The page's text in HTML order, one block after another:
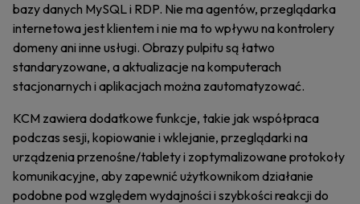
bazy danych MySQL i RDP. Nie ma agentów, przeglądarka
internetowa jest klientem i nie ma to wpływu na kontrolery
domeny ani inne usługi. Obrazy pulpitu są łatwo
standaryzowane, a aktualizacje na komputerach
stacjonarnych i aplikacjach można zautomatyzować.
KCM zawiera dodatkowe funkcje, takie jak współpraca
podczas sesji, kopiowanie i wklejanie, przeglądarki na
urządzenia przenośne/tablety i zoptymalizowane protokoły
komunikacyjne, aby zapewnić użytkownikom działanie
podobne pod względem wydajności i szybkości reakcji do